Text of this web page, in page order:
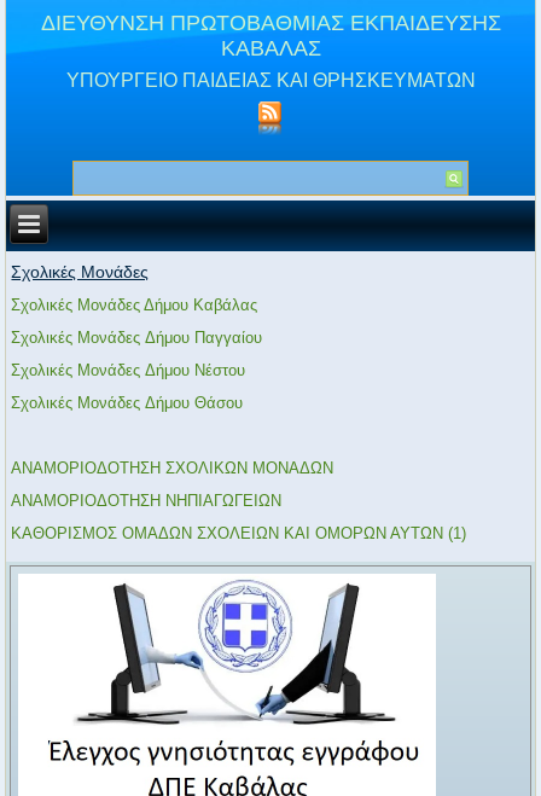
ΔΙΕΥΘΥΝΣΗ ΠΡΩΤΟΒΑΘΜΙΑΣ ΕΚΠΑΙΔΕΥΣΗΣ
ΚΑΒΑΛΑΣ
ΥΠΟΥΡΓΕΙΟ ΠΑΙΔΕΙΑΣ ΚΑΙ ΘΡΗΣΚΕΥΜΑΤΩΝ
Σχολικές Μονάδες
Σχολικές Μονάδες Δήμου Καβάλας
Σχολικές Μονάδες Δήμου Παγγαίου
Σχολικές Μονάδες Δήμου Νέστου
Σχολικές Μονάδες Δήμου Θάσου
ΑΝΑΜΟΡΙΟΔΟΤΗΣΗ ΣΧΟΛΙΚΩΝ ΜΟΝΑΔΩΝ
ΑΝΑΜΟΡΙΟΔΟΤΗΣΗ ΝΗΠΙΑΓΩΓΕΙΩΝ
ΚΑΘΟΡΙΣΜΟΣ ΟΜΑΔΩΝ ΣΧΟΛΕΙΩΝ ΚΑΙ ΟΜΟΡΩΝ ΑΥΤΩΝ (1)